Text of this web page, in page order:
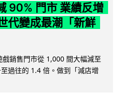
90% 門市 業績反增
代變成最潮「新鮮
銷售門市從 1,000 間大幅減至
過往的 1.4 倍。做到「減店增